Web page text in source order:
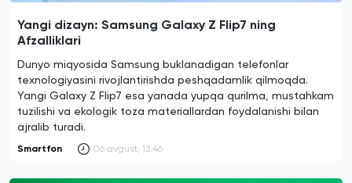
Yangi dizayn: Samsung Galaxy Z Flip7 ning
Afzalliklari
Dunyo miqyosida Samsung buklanadigan telefonlar
texnologiyasini rivojlantirishda peshqadamlik qilmoqda.
Yangi Galaxy Z Flip7 esa yanada yupqa qurilma, mustahkam
tuzilishi va ekologik toza materiallardan foydalanishi bilan
ajralib turadi.
Smartfon 06 avgust, 13:46